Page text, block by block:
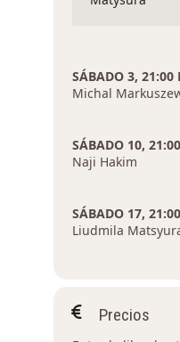
SÁBADO 3, 21:00
Michal
SÁBADO 10,
Naji Hakim
SÁBADO 17,
Liudmila
Precios